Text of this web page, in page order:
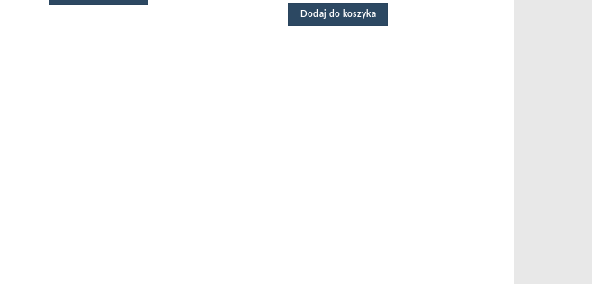
Dodaj do koszyka